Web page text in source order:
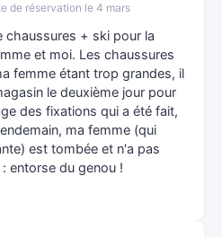
de réservation le 4 mars
chaussures + ski pour la
et moi. Les chaussures
femme étant trop grandes, il
le deuxième jour pour
des fixations qui a été fait,
ma femme (qui
est tombée et n'a pas
entorse du genou !